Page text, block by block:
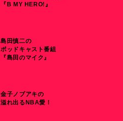
『B MY HERO!』
島田慎二の
ポッドキャスト番組
『島田のマイク』
金子ノブアキの
溢れ出るNBA愛！